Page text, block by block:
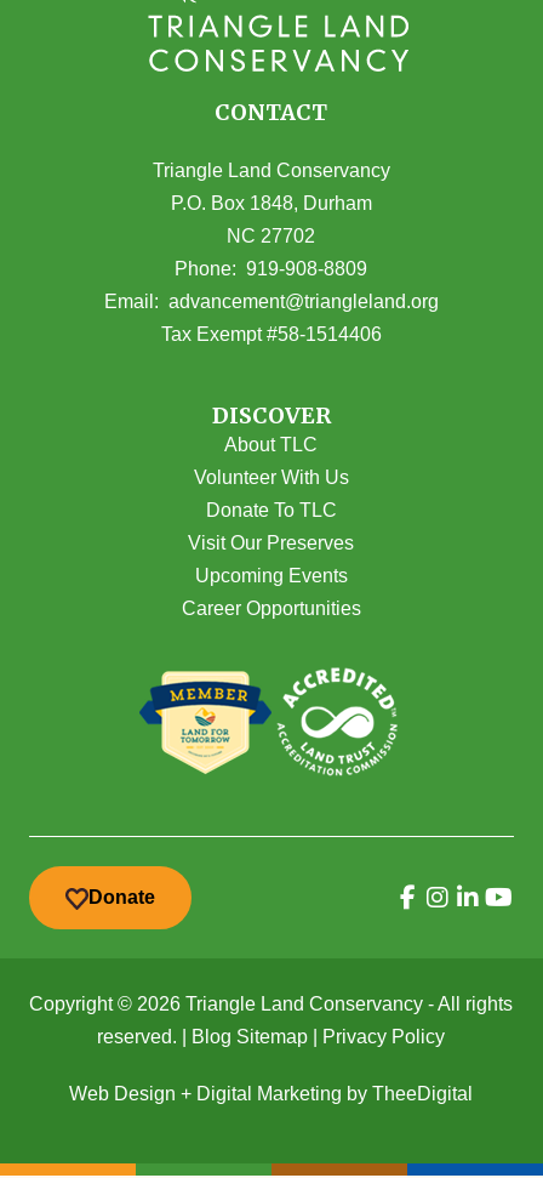
CONTACT
Triangle Land Conservancy
P.O. Box 1848, Durham
NC 27702
(opens in Google Maps)
Phone:919-908-8809
Email: advancement@triangleland.org
Tax Exempt #58-1514406
DISCOVER
About TLC
Volunteer With Us
Donate To TLC
Visit Our Preserves
Upcoming Events
Career Opportunities
Donate
Copyright © 2026 Triangle Land Conservancy - All rights
reserved. | Blog Sitemap Privacy Policy
Web Design + Digital Marketing byTheeDigital